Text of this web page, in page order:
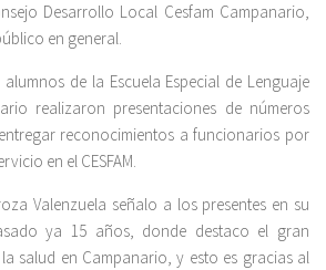
Desarrollo Local Cesfam Campanario,
en general.
de la Escuela Especial de Lenguaje
realizaron presentaciones de números
reconocimientos a funcionarios por
en el CESFAM.
Valenzuela señalo a los presentes en su
ya 15 años, donde destaco el gran
salud en Campanario, y esto es gracias al